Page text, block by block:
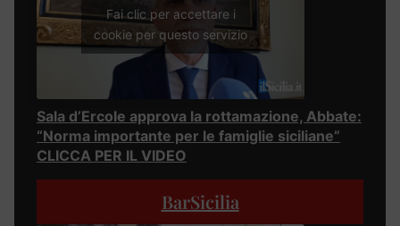
Fai clic per accettare i
cookie per questo servizio
Sala d’Ercole approva la rottamazione, Abbate:
“Norma importante per le famiglie siciliane”
CLICCA PER IL VIDEO
BarSicilia